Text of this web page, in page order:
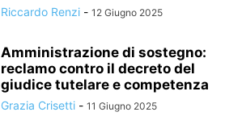
Riccardo Renzi - 12 Giugno 2025
Amministrazione di sostegno:
reclamo contro il decreto del
giudice tutelare e competenza
Grazia Crisetti - 11 Giugno 2025